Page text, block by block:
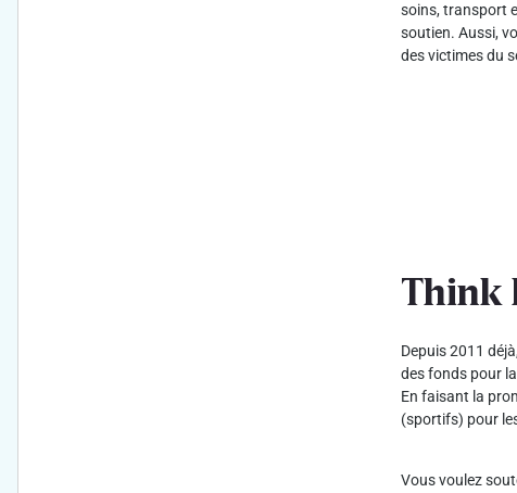
soins, transport
soutien. Aussi,
des victimes du
Think
Depuis 2011
des fonds pour
En faisant la
(sportifs) pour
Vous voulez